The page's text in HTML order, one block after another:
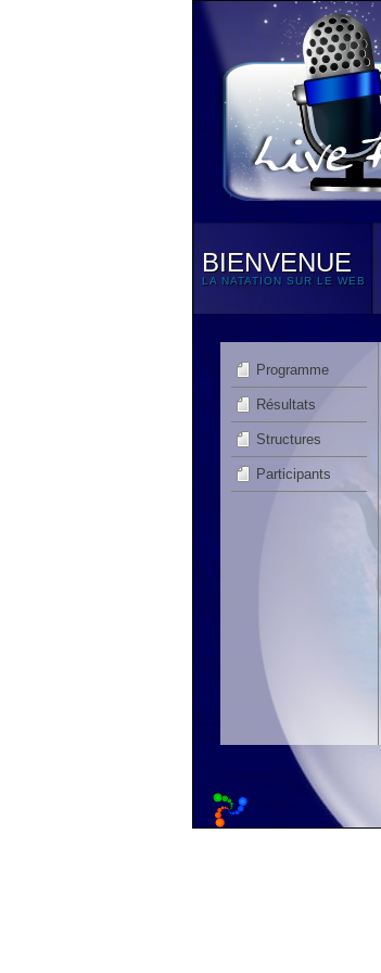
BIENVENUE
LA NATATION SUR LE WEB
Programme
Résultats
Structures
Participants